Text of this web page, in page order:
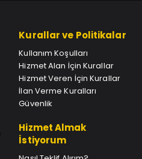
Kurallar ve Politikalar
Kullanım Koşulları
Hizmet Alan İçin Kurallar
Hizmet Veren İçin Kurallar
İlan Verme Kuralları
Güvenlik
Hizmet Almak
İstiyorum